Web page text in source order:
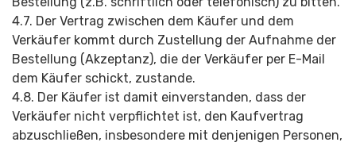
4.7. Der Vertrag zwischen dem Käufer und dem
Verkäufer kommt durch Zustellung der Aufnahme der
Bestellung (Akzeptanz), die der Verkäufer per E-Mail
dem Käufer schickt, zustande.
4.8. Der Käufer ist damit einverstanden, dass der
Verkäufer nicht verpflichtet ist, den Kaufvertrag
abzuschließen, insbesondere mit denjenigen Personen,